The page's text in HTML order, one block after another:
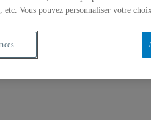
etc. Vous pouvez personnaliser votre